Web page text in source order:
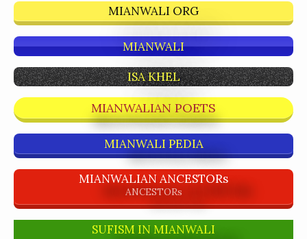
MIANWALI ORG
MIANWALI
ISA KHEL
MIANWALIAN POETS
MIANWALI PEDIA
MIANWALIAN ANCESTORs
ANCESTORs
SUFISM IN MIANWALI